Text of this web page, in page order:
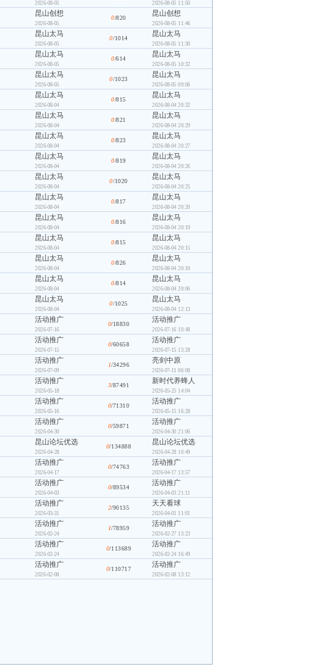
2026-08-05 2026-08-05 11:50
昆山创想
2026-08-05
0/820 昆山创想
2026-08-05 11:46
昆山太马
2026-08-05
0/1014 昆山太马
2026-08-05 11:30
昆山太马
2026-08-05
0/614 昆山太马
2026-08-05 10:32
昆山太马
2026-08-05
0/1023 昆山太马
2026-08-05 09:06
昆山太马
2026-08-04
0/815 昆山太马
2026-08-04 20:32
昆山太马
2026-08-04
0/821 昆山太马
2026-08-04 20:29
昆山太马
2026-08-04
0/823 昆山太马
2026-08-04 20:27
昆山太马
2026-08-04
0/819 昆山太马
2026-08-04 20:26
昆山太马
2026-08-04
0/1020 昆山太马
2026-08-04 20:25
昆山太马
2026-08-04
0/817 昆山太马
2026-08-04 20:20
昆山太马
2026-08-04
0/816 昆山太马
2026-08-04 20:19
昆山太马
2026-08-04
0/815 昆山太马
2026-08-04 20:15
昆山太马
2026-08-04
0/826 昆山太马
2026-08-04 20:10
昆山太马
2026-08-04
0/814 昆山太马
2026-08-04 20:06
昆山太马
2026-08-04
0/1025 昆山太马
2026-08-04 12:13
活动推广
2026-07-16
0/18830 活动推广
2026-07-16 10:48
活动推广
2026-07-15
0/60658 活动推广
2026-07-15 13:28
活动推广
2026-07-09
1/34296 亮剑中原
2026-07-11 06:08
活动推广
2026-05-18
3/87491 新时代养蜂人
2026-05-25 14:04
活动推广
2026-05-16
0/71310 活动推广
2026-05-15 16:28
活动推广
2026-04-30
0/59871 活动推广
2026-04-30 21:06
昆山论坛优选
2026-04-28
0/134888 昆山论坛优选
2026-04-28 10:49
活动推广
2026-04-17
0/74763 活动推广
2026-04-17 13:57
活动推广
2026-04-03
0/89534 活动推广
2026-04-03 21:11
活动推广
2026-03-31
2/90135 天天看球
2026-04-01 11:01
活动推广
2026-02-24
1/78959 活动推广
2026-02-27 13:23
活动推广
2026-02-24
0/113689 活动推广
2026-02-24 16:49
活动推广
2026-02-08
0/110717 活动推广
2026-02-08 13:12